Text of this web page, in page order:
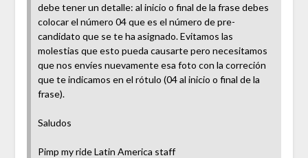
debe tener un detalle: al inicio o final de la frase debes
colocar el número 04 que es el número de pre-
candidato que se te ha asignado. Evitamos las
molestias que esto pueda causarte pero necesitamos
que nos envíes nuevamente esa foto con la correción
que te indicamos en el rótulo (04 al inicio o final de la
frase).
Saludos
Pimp my ride Latin America staff